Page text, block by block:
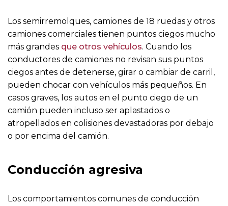
Los semirremolques, camiones de 18 ruedas y otros
camiones comerciales tienen puntos ciegos mucho
más grandes que otros vehículos. Cuando los
conductores de camiones no revisan sus puntos
ciegos antes de detenerse, girar o cambiar de carril,
pueden chocar con vehículos más pequeños. En
casos graves, los autos en el punto ciego de un
camión pueden incluso ser aplastados o
atropellados en colisiones devastadoras por debajo
o por encima del camión.
Conducción agresiva
Los comportamientos comunes de conducción